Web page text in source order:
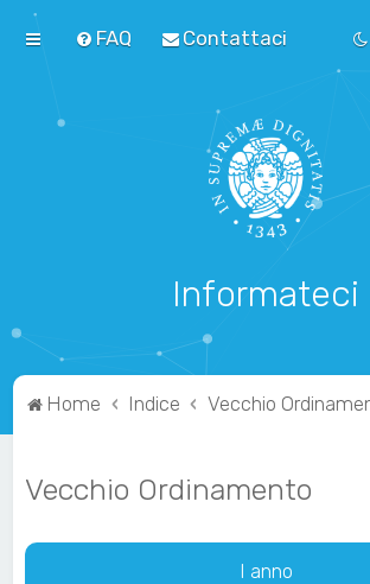
FAQ Contattaci
Informateci
Home Indice Vecchio
Vecchio Ordinamento
I anno